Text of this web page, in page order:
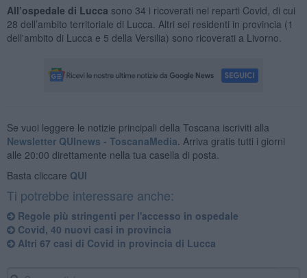
All’ospedale di Lucca sono 34 i ricoverati nei reparti Covid, di cui
28 dell’ambito territoriale di Lucca. Altri sei residenti in provincia (1
dell'ambito di Lucca e 5 della Versilia) sono ricoverati a Livorno.
Se vuoi leggere le notizie principali della Toscana iscriviti alla
Newsletter QUInews - ToscanaMedia. Arriva gratis tutti i giorni
alle 20:00 direttamente nella tua casella di posta.
Basta cliccare QUI
Ti potrebbe interessare anche:
Regole più stringenti per l'accesso in ospedale
Covid, 40 nuovi casi in provincia
Altri 67 casi di Covid in provincia di Lucca